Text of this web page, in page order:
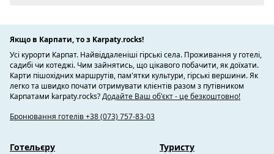
Якщо в Карпати, то з Karpaty.rocks!
Усі курорти Карпат. Найвіддаленіші гірські села. Проживання у готелі,
садибі чи котеджі. Чим зайнятись, що цікавого побачити, як доїхати.
Карти пішохідних маршрутів, пам'ятки культури, гірські вершини. Як
легко та швидко почати отримувати клієнтів разом з путівником
Карпатами karpaty.rocks?Додайте Ваш об'єкт - це безкоштовно!
Бронювання готелів +38 (073) 757-83-03
Готельєру Туристу